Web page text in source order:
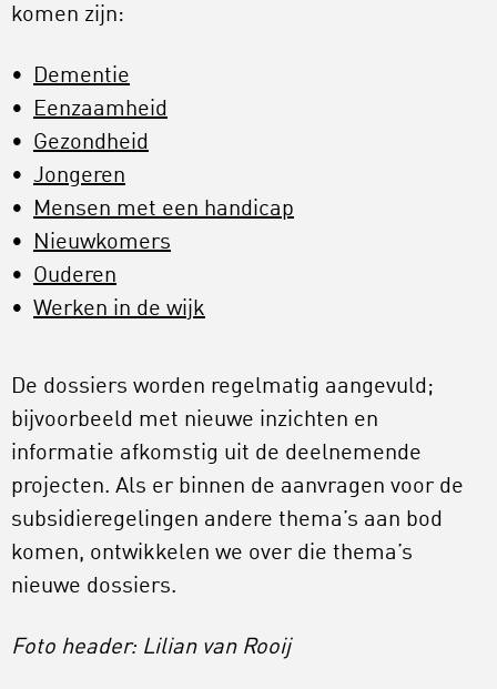
komen zijn:
Dementie
Eenzaamheid
Gezondheid
Jongeren
Mensen met een handicap
Nieuwkomers
Ouderen
Werken in de wijk
De dossiers worden regelmatig aangevuld;
bijvoorbeeld met nieuwe inzichten en
informatie afkomstig uit de deelnemende
projecten. Als er binnen de aanvragen voor de
subsidieregelingen andere thema’s aan bod
komen, ontwikkelen we over die thema’s
nieuwe dossiers.
Foto header: Lilian van Rooij